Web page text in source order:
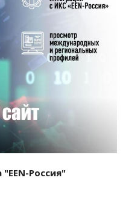
Россия"